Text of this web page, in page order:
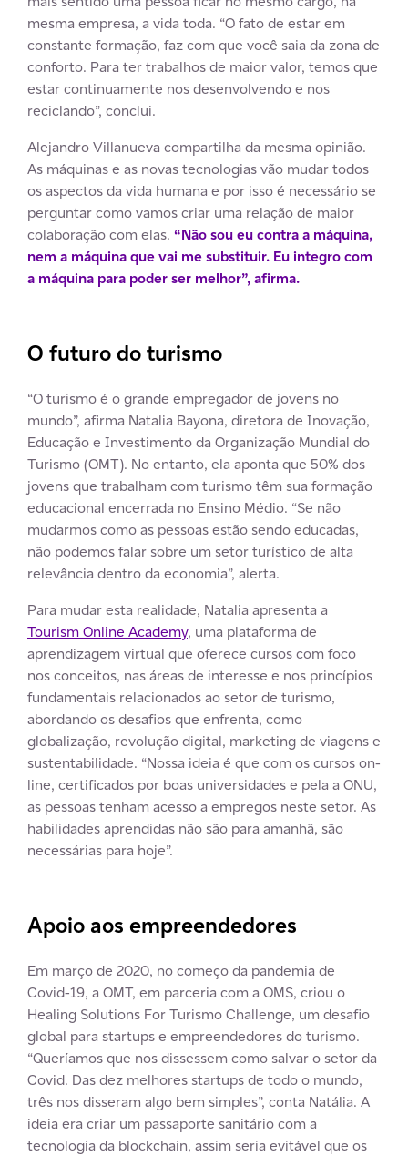
mesma empresa, a vida toda. “O fato de estar em
constante formação, faz com que você saia da zona de
conforto. Para ter trabalhos de maior valor, temos que
estar continuamente nos desenvolvendo e nos
reciclando”, conclui.
Alejandro Villanueva compartilha da mesma opinião.
As máquinas e as novas tecnologias vão mudar todos
os aspectos da vida humana e por isso é necessário se
perguntar como vamos criar uma relação de maior
colaboração com elas. “Não sou eu contra a máquina,
nem a máquina que vai me substituir. Eu integro com
a máquina para poder ser melhor”, afirma.
O futuro do turismo
“O turismo é o grande empregador de jovens no
mundo”, afirma Natalia Bayona, diretora de Inovação,
Educação e Investimento da Organização Mundial do
Turismo (OMT). No entanto, ela aponta que 50% dos
jovens que trabalham com turismo têm sua formação
educacional encerrada no Ensino Médio. “Se não
mudarmos como as pessoas estão sendo educadas,
não podemos falar sobre um setor turístico de alta
relevância dentro da economia”, alerta.
Para mudar esta realidade, Natalia apresenta a
Tourism Online Academy, uma plataforma de
aprendizagem virtual que oferece cursos com foco
nos conceitos, nas áreas de interesse e nos princípios
fundamentais relacionados ao setor de turismo,
abordando os desafios que enfrenta, como
globalização, revolução digital, marketing de viagens e
sustentabilidade. “Nossa ideia é que com os cursos on-
line, certificados por boas universidades e pela a ONU,
as pessoas tenham acesso a empregos neste setor. As
habilidades aprendidas não são para amanhã, são
necessárias para hoje”.
Apoio aos empreendedores
Em março de 2020, no começo da pandemia de
Covid-19, a OMT, em parceria com a OMS, criou o
Healing Solutions For Turismo Challenge, um desafio
global para startups e empreendedores do turismo.
“Queríamos que nos dissessem como salvar o setor da
Covid. Das dez melhores startups de todo o mundo,
três nos disseram algo bem simples”, conta Natália. A
ideia era criar um passaporte sanitário com a
tecnologia da blockchain, assim seria evitável que os